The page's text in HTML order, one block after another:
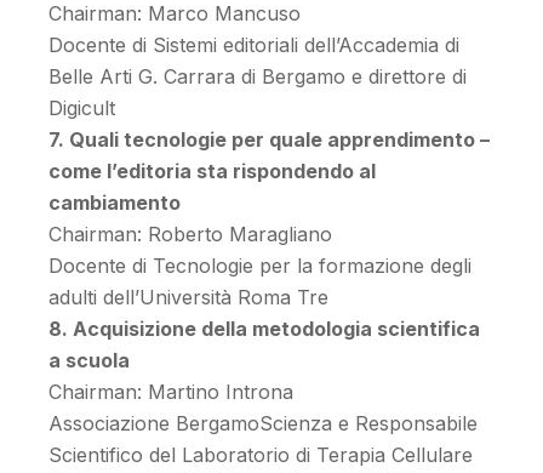
Chairman: Marco Mancuso
Docente di Sistemi editoriali dell’Accademia di
Belle Arti G. Carrara di Bergamo e direttore di
Digicult
7. Quali tecnologie per quale apprendimento –
come l’editoria sta rispondendo al
cambiamento
Chairman: Roberto Maragliano
Docente di Tecnologie per la formazione degli
adulti dell’Università Roma Tre
8. Acquisizione della metodologia scientifica
a scuola
Chairman: Martino Introna
Associazione BergamoScienza e Responsabile
Scientifico del Laboratorio di Terapia Cellulare